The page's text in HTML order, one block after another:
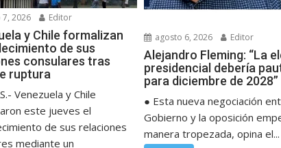
2026 Editor
y Chile formalizan
de sus
consulares tras
ruptura
Venezuela y Chile
este jueves el
de sus relaciones
mediante un
agosto 6, 2026 Editor
Alejandro Fleming: “La
presidencial debería
para diciembre de 2028”
● Esta nueva negociación
Gobierno y la oposición
manera tropezada, opina el...